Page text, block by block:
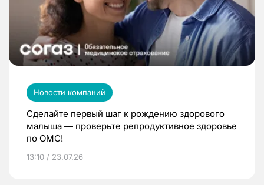
Новости компаний
Сделайте первый шаг к рождению здорового
малыша — проверьте репродуктивное здоровье
по ОМС!
13:10 / 23.07.26